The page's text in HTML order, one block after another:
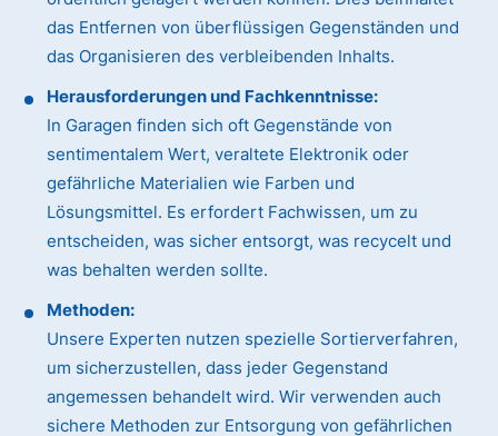
das Entfernen von überflüssigen Gegenständen und
das Organisieren des verbleibenden Inhalts.
Herausforderungen und Fachkenntnisse:
In Garagen finden sich oft Gegenstände von
sentimentalem Wert, veraltete Elektronik oder
gefährliche Materialien wie Farben und
Lösungsmittel. Es erfordert Fachwissen, um zu
entscheiden, was sicher entsorgt, was recycelt und
was behalten werden sollte.
Methoden:
Unsere Experten nutzen spezielle Sortierverfahren,
um sicherzustellen, dass jeder Gegenstand
angemessen behandelt wird. Wir verwenden auch
sichere Methoden zur Entsorgung von gefährlichen